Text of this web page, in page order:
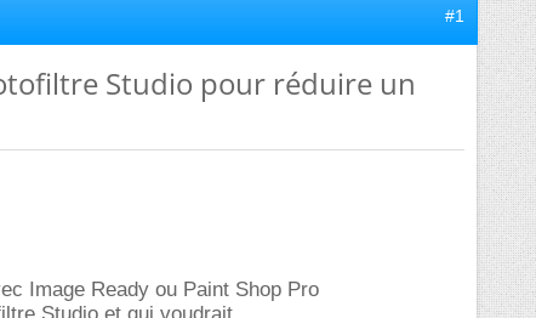
#1
Studio pour réduire un
Image Ready ou Paint Shop Pro